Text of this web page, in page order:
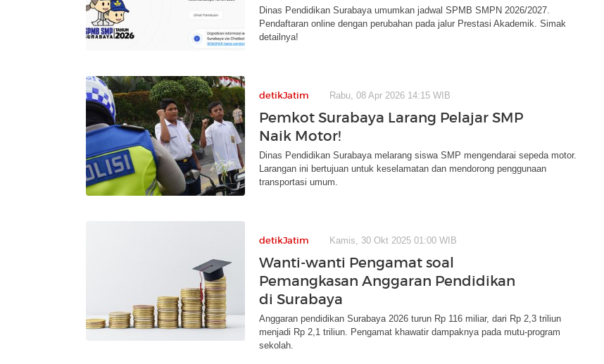
Dinas Pendidikan Surabaya umumkan jadwal SPMB SMPN 2026/2027.
Pendaftaran online dengan perubahan pada jalur Prestasi Akademik. Simak
detailnya!
detikJatim Rabu, 08 Apr 2026 14:15 WIB
Pemkot Surabaya Larang Pelajar SMP
Naik Motor!
Dinas Pendidikan Surabaya melarang siswa SMP mengendarai sepeda motor.
Larangan ini bertujuan untuk keselamatan dan mendorong penggunaan
transportasi umum.
detikJatim Kamis, 30 Okt 2025 01:00 WIB
Wanti-wanti Pengamat soal
Pemangkasan Anggaran Pendidikan
di Surabaya
Anggaran pendidikan Surabaya 2026 turun Rp 116 miliar, dari Rp 2,3 triliun
menjadi Rp 2,1 triliun. Pengamat khawatir dampaknya pada mutu-program
sekolah.